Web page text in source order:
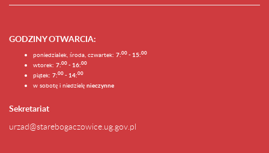
GODZINY OTWARCIA:
poniedziałek, środa, czwartek: 7:00 - 15:00
wtorek: 7:00 - 16:00
piątek: 7:00 - 14:00
w sobotę i niedzielę nieczynne
Sekretariat
urzad@starebogaczowice.ug.gov.pl